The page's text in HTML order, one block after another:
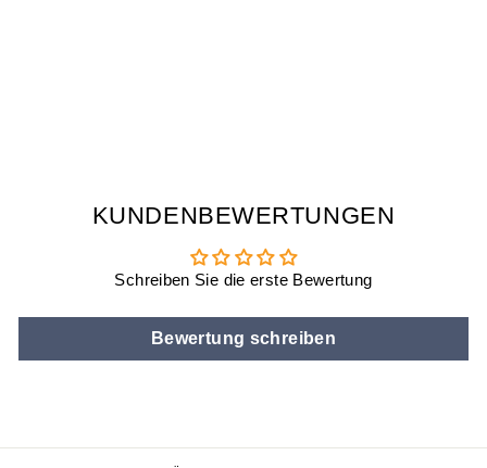
KUNDENBEWERTUNGEN
Schreiben Sie die erste Bewertung
Bewertung schreiben